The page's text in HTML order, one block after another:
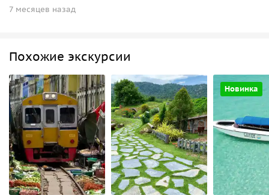
7 месяцев назад
Похожие экскурсии
Новинка